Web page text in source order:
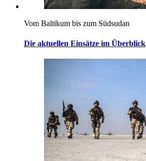
Vom Baltikum bis zum Südsudan
Die aktuellen Einsätze im Überblick